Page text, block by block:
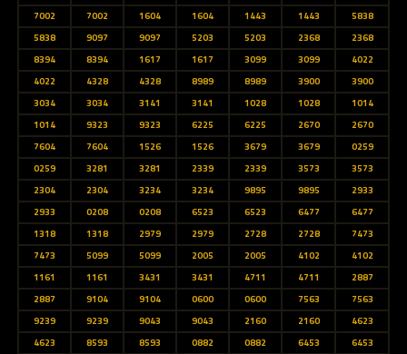
7002
7002 1604 1604 1443 1443
5838
5838
9097 9097 5203 5203 2368
2368
8394
8394 1617 1617 3099 3099
4022
4022
4328 4328 8989 8989 3900
3900
3034
3034 3141 3141 1028 1028
1014
1014
9323 9323 6225 6225 2670
2670
7604
7604 1526 1526 3679 3679
0259
0259
3281 3281 2339 2339 3573
3573
2304
2304 3234 3234 9895 9895
2933
2933
0208 0208 6523 6523 6477
6477
1318
1318 2979 2979 2728 2728
7473
7473
5099 5099 2005 2005 4102
4102
1161
1161 3431 3431 4711 4711
2887
2887
9104 9104 0600 0600 7563
7563
9239
9239 9043 9043 2160 2160
4623
4623
8593 8593 0882 0882 6453
6453